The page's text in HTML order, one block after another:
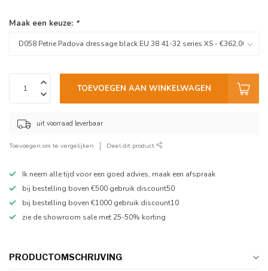
Maak een keuze: *
TOEVOEGEN AAN WINKELWAGEN
uit voorraad leverbaar
Toevoegen om te vergelijken Deel dit product
Ik neem alle tijd voor een goed advies, maak een afspraak
bij bestelling boven €500 gebruik discount50
bij bestelling boven €1000 gebruik discount10
zie de showroom sale met 25-50% korting
PRODUCTOMSCHRIJVING